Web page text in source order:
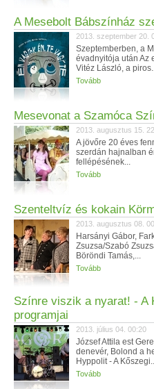
A Mesebolt Bábszínház
2013. szeptember 20.
Szeptemberben, a
évadnyitója után Az
Vitéz László, a
Tovább
Mesevonat a Szamóca
2013. augusztus 15.
A jövőre 20 éves
szerdán hajnalban
fellépésének...
Tovább
Szenteltvíz és kokain
2013. augusztus 08.
Harsányi Gábor,
Zsuzsa/Szabó
Böröndi Tamás,...
Tovább
Színre viszik a nyarat! - A
programjai
2013. július 04. 00:20
József Attila est
denevér, Bolond a
Hyppolit - A
Tovább